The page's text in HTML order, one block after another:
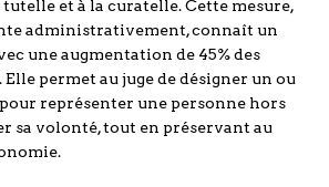
tutelle et à la curatelle. Cette mesure,
administrativement, connaît un
une augmentation de 45% des
Elle permet au juge de désigner un ou
représenter une personne hors
sa volonté, tout en préservant au